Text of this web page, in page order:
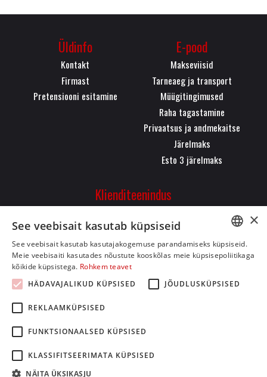
Üldinfo
Kontakt
Firmast
Pretensiooni esitamine
E-pood
Makseviisid
Tarneaeg ja transport
Müügitingimused
Raha tagastamine
Privaatsus ja andmekaitse
Järelmaks
Esto 3 järelmaks
Klienditeenindus
Tallinn
+372 50 26 084
info@bikeman.ee
ESTONIAN
×
See veebisait kasutab küpsiseid
See veebisait kasutab kasutajakogemuse parandamiseks küpsiseid.
Meie veebisaiti kasutades nõustute kooskõlas meie küpsisepoliitikaga
kõikide küpsistega. Rohkem teavet
HÄDAVAJALIKUD KÜPSISED
JÕUDLUSKÜPSISED
REKLAAMKÜPSISED
FUNKTSIONAALSED KÜPSISED
KLASSIFITSEERIMATA KÜPSISED
NÄITA ÜKSIKASJU